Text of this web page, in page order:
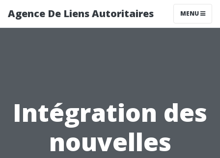
Agence De Liens Autoritaires MENU
Intégration des
nouvelles